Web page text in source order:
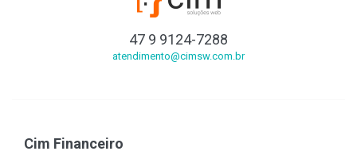
47 9 9124-7288
atendimento@cimsw.com.br
Cim Financeiro